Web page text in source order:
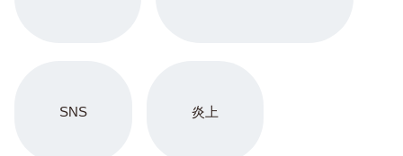
SNS 炎上